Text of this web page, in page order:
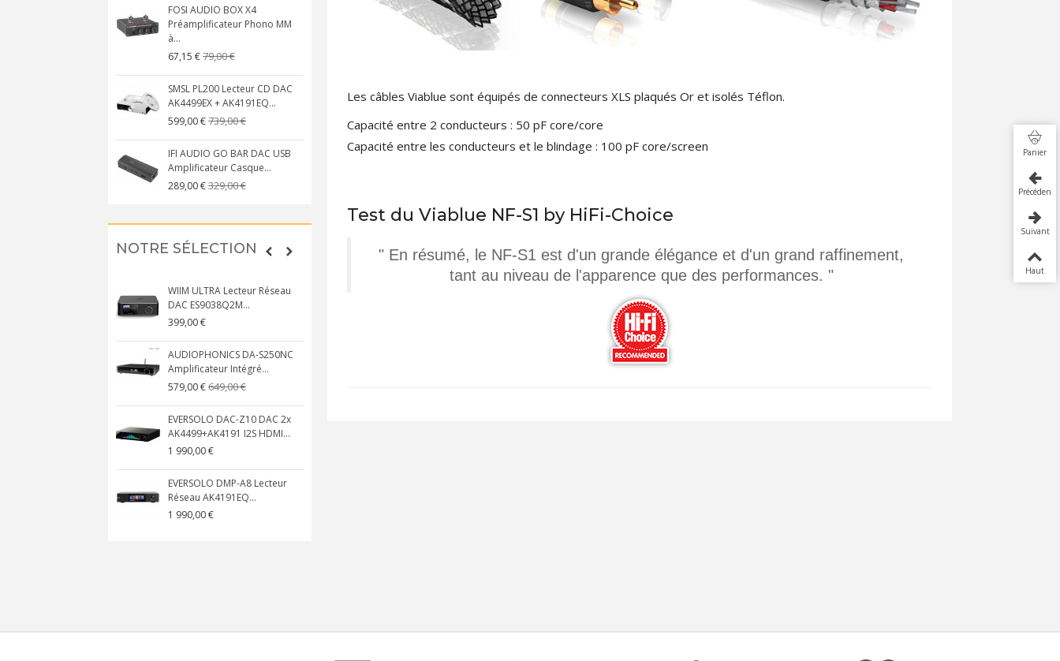
FOSI AUDIO BOX X4
Préamplificateur Phono MM
à...
67,15 €79,00 €
SMSL PL200 Lecteur CD DAC
AK4499EX + AK4191EQ...
599,00 €739,00 €
IFI AUDIO GO BAR DAC USB
Amplificateur Casque...
289,00 €329,00 €
[GRADE B] DAYTON AUDIO
MKSX4 Enceinte Subwoofer...
FOSI AUDIO CA30
Amplificateur 4 Voies pour...
NOTRE SÉLECTION
WIIM ULTRA Lecteur Réseau
DAC ES9038Q2M...
399,00 €
AUDIOPHONICS DA-S250NC
Amplificateur Intégré...
579,00 €649,00 €
EVERSOLO DAC-Z10 DAC 2x
AK4499+AK4191 I2S HDMI...
1 990,00 €
EVERSOLO DMP-A8 Lecteur
Réseau AK4191EQ...
1 990,00 €
Les câbles Viablue sont équipés de connecteurs XLS plaqués Or et isolés Téflon.
Capacité entre 2 conducteurs : 50 pF core/core
Capacité entre les conducteurs et le blindage : 100 pF core/screen
Test du Viablue NF-S1 by HiFi-Choice
" En résumé, le NF-S1 est d'un grande élégance et d'un grand raffinement,
tant au niveau de l'apparence que des performances. "
Panier
Précédent
Suivant
Haut